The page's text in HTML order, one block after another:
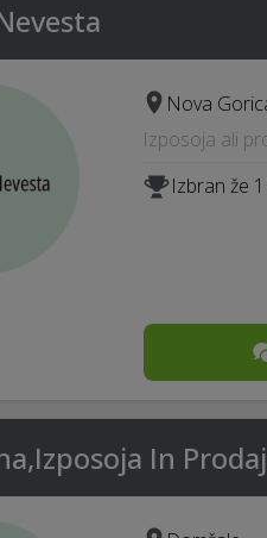
Nova
Izposoja ali
Izbran že
In